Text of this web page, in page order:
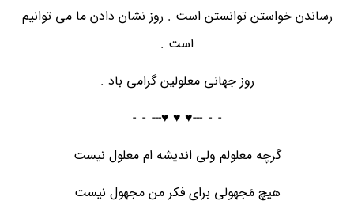
رساندن خواستن توانستن است . روز نشان دادن ما می توانیم
است .
روز جهانی معلولین گرامی باد .
_-_-_---♥️ ♥️ ♥️---_-_-_
گرچه معلولم ولی اندیشه ام معلول نیست
هیچ مَجهولی برای فکر من مجهول نیست